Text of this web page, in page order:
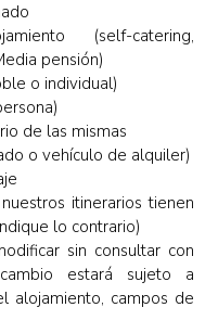
(self-catering,
pensión)
o individual)
de las mismas
o vehículo de alquiler)
itinerarios tienen
lo contrario)
sin consultar con
estará sujeto a
alojamiento, campos de